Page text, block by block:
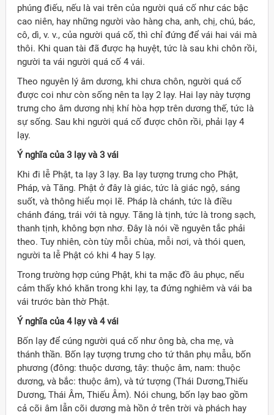
phúng điếu, nếu là vai trên của người quá cố như các bậc
cao niên, hay những người vào hàng cha, anh, chị, chú, bác,
cô, dì, v. v., của người quá cố, thì chỉ đứng để vái hai vái mà
thôi. Khi quan tài đã được hạ huyệt, tức là sau khi chôn rồi,
người ta vái người quá cố 4 vái.
Theo nguyên lý âm dương, khi chưa chôn, người quá cố
được coi như còn sống nên ta lạy 2 lạy. Hai lạy này tượng
trưng cho âm dương nhị khí hòa hợp trên dương thế, tức là
sự sống. Sau khi người quá cố được chôn rồi, phải lạy 4
lạy.
Ý nghĩa của 3 lạy và 3 vái
Khi đi lễ Phật, ta lạy 3 lạy. Ba lạy tượng trưng cho Phật,
Pháp, và Tăng. Phật ở đây là giác, tức là giác ngộ, sáng
suốt, và thông hiểu mọi lẽ. Pháp là chánh, tức là điều
chánh đáng, trái với tà ngụy. Tăng là tịnh, tức là trong sạch,
thanh tịnh, không bợn nhơ. Đây là nói về nguyên tắc phải
theo. Tuy nhiên, còn tùy mỗi chùa, mỗi nơi, và thói quen,
người ta lễ Phật có khi 4 hay 5 lạy.
Trong trường hợp cúng Phật, khi ta mặc đồ âu phục, nếu
cảm thấy khó khăn trong khi lạy, ta đứng nghiêm và vái ba
vái trước bàn thờ Phật.
Ý nghĩa của 4 lạy và 4 vái
Bốn lạy để cúng người quá cố như ông bà, cha mẹ, và
thánh thần. Bốn lạy tượng trưng cho tứ thân phụ mẫu, bốn
phương (đông: thuộc dương, tây: thuộc âm, nam: thuộc
dương, và bắc: thuộc âm), và tứ tượng (Thái Dương,Thiếu
Dương, Thái Âm, Thiếu Âm). Nói chung, bốn lạy bao gồm
cả cõi âm lẫn cõi dương mà hồn ở trên trời và phách hay